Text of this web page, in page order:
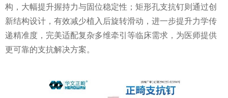
构，大幅提升握持力与固位稳定性；矩形孔支抗钉则通过创
新结构设计，有效减少植入后旋转滑动，进一步提升力学传
递精准度，完美适配复杂多维牵引等临床需求，为医师提供
更可靠的支抗解决方案。